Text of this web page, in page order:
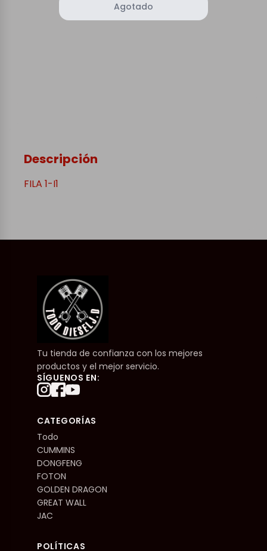
Agotado
Descripción
FILA 1-I1
Tu tienda de confianza con los mejores
productos y el mejor servicio.
SÍGUENOS EN:
CATEGORÍAS
Todo
CUMMINS
DONGFENG
FOTON
GOLDEN DRAGON
GREAT WALL
JAC
POLÍTICAS